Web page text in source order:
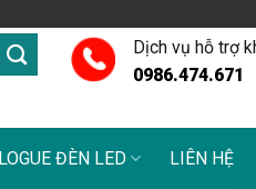
Dịch vụ hỗ trợ
0986.474.671
ĐÈN LED LIÊN HỆ